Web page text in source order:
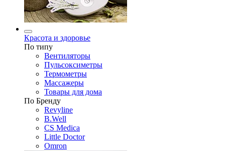
Красота и здоровье
По типу
Вентиляторы
Пульсоксиметры
Термометры
Массажеры
Товары для дома
По Бренду
Revyline
B.Well
CS Medica
Little Doctor
Omron